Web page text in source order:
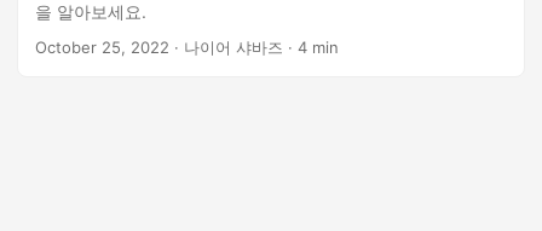
을 알아보세요.
October 25, 2022 · 나이어 샤바즈 · 4 min